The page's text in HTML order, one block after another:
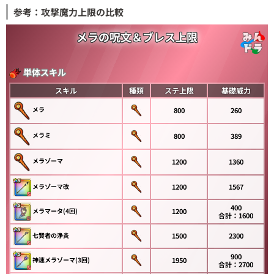
参考：攻撃魔力上限の比較
メラの呪文＆ブレス上限
単体スキル
スキル 種類 ステ上限 基礎威力
メラ 800 260
メラミ 800 389
メラゾーマ 1200 1360
メラゾーマ改 1200 1567
メラマータ(4回) 1200
400
合計：1600
七賢者の浄炎 1500 2300
神速メラゾーマ(3回) 1950
900
合計：2700